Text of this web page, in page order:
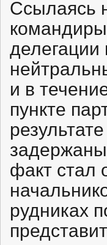
Ссылаясь
делегации
и в
пункте
факт стал
рудниках